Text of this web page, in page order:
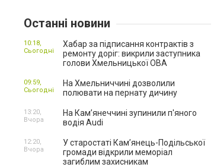
Останні новини
Хабар за підписання контрактів з
ремонту доріг: викрили заступника
голови Хмельницької ОВА
10:18,
Сьогодні
На Хмельниччині дозволили
полювати на пернату дичину
09:59,
Сьогодні
На Камʼянеччині зупинили п'яного
водія Audi
13:20,
Вчора
У старостаті Кам’янець-Подільської
громади відкрили меморіал
загиблим захисникам
12:20,
Вчора